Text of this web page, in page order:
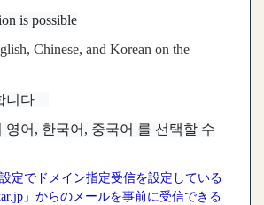
is possible
Chinese, and Korean on the
니다
영어, 한국어, 중국어 를 선택할 수
定でドメイン指定受信を設定している
」からのメールを事前に受信できる